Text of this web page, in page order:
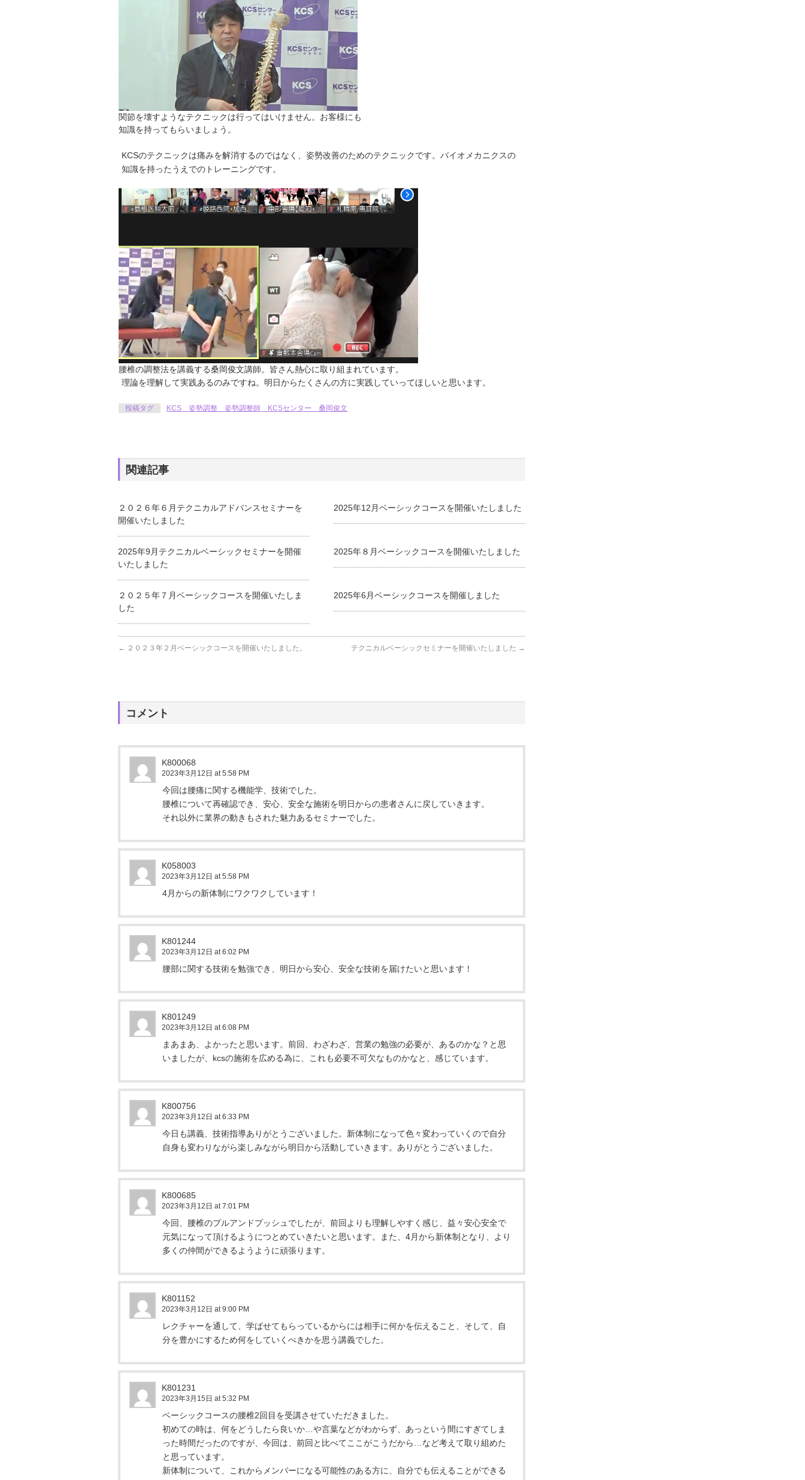
関節を壊すようなテクニックは行ってはいけません。お客様にも
知識を持ってもらいましょう。
KCSのテクニックは痛みを解消するのではなく、姿勢改善のためのテクニックです。バイオメカニクスの
知識を持ったうえでのトレーニングです。
腰椎の調整法を講義する桑岡俊文講師。皆さん熱心に取り組まれています。
理論を理解して実践あるのみですね。明日からたくさんの方に実践していってほしいと思います。
投稿タグ KCS 姿勢調整 姿勢調整師 KCSセンター 桑岡俊文
関連記事
２０２６年６月テクニカルアドバンスセミナーを
開催いたしました
2025年12月ベーシックコースを開催いたしました
2025年9月テクニカルベーシックセミナーを開催
いたしました
2025年８月ベーシックコースを開催いたしました
２０２５年７月ベーシックコースを開催いたしま
した
2025年6月ベーシックコースを開催しました
← ２０２３年２月ベーシックコースを開催いたしました。 テクニカルベーシックセミナーを開催いたしました →
コメント
K800068
2023年3月12日 at 5:58 PM
今回は腰痛に関する機能学、技術でした。
腰椎について再確認でき、安心、安全な施術を明日からの患者さんに戻していきます。
それ以外に業界の動きもされた魅力あるセミナーでした。
K058003
2023年3月12日 at 5:58 PM
4月からの新体制にワクワクしています！
K801244
2023年3月12日 at 6:02 PM
腰部に関する技術を勉強でき、明日から安心、安全な技術を届けたいと思います！
K801249
2023年3月12日 at 6:08 PM
まあまあ、よかったと思います。前回、わざわざ、営業の勉強の必要が、あるのかな？と思
いましたが、kcsの施術を広める為に、これも必要不可欠なものかなと、感じています。
K800756
2023年3月12日 at 6:33 PM
今日も講義、技術指導ありがとうございました。新体制になって色々変わっていくので自分
自身も変わりながら楽しみながら明日から活動していきます。ありがとうございました。
K800685
2023年3月12日 at 7:01 PM
今回、腰椎のプルアンドプッシュでしたが、前回よりも理解しやすく感じ、益々安心安全で
元気になって頂けるようにつとめていきたいと思います。また、4月から新体制となり、より
多くの仲間ができるようように頑張ります。
K801152
2023年3月12日 at 9:00 PM
レクチャーを通して、学ばせてもらっているからには相手に何かを伝えること、そして、自
分を豊かにするため何をしていくべきかを思う講義でした。
K801231
2023年3月15日 at 5:32 PM
ベーシックコースの腰椎2回目を受講させていただきました。
初めての時は、何をどうしたら良いか…や言葉などがわからず、あっという間にすぎてしま
った時間だったのですが、今回は、前回と比べてここがこうだから…など考えて取り組めた
と思っています。
新体制について、これからメンバーになる可能性のある方に、自分でも伝えることができる